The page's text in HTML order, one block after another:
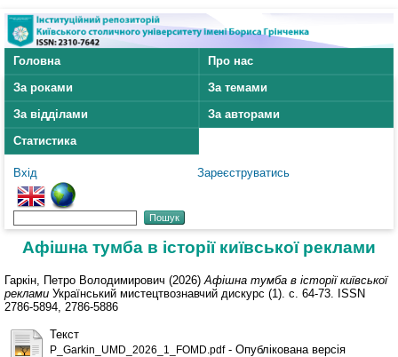
Головна
Про нас
За роками
За темами
За відділами
За авторами
Статистика
Вхід Зареєструватись
Афішна тумба в історії київської реклами
Гаркін, Петро Володимирович (2026) Афішна тумба в історії київської
реклами Український мистецтвознавчий дискурс (1). с. 64-73. ISSN
2786-5894, 2786-5886
Текст
P_Garkin_UMD_2026_1_FOMD.pdf- Опублікована версія